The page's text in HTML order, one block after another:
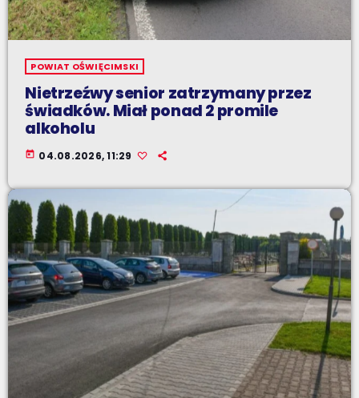
POWIAT OŚWIĘCIMSKI
Nietrzeźwy senior zatrzymany przez
świadków. Miał ponad 2 promile
alkoholu
today 04.08.2026, 11:29